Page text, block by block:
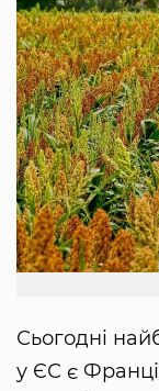
Сьогодні
у ЄС є